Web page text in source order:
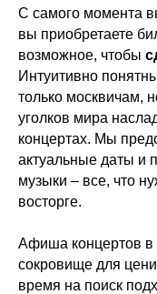
С самого момента
вы приобретаете
возможное, чтобы
Интуитивно
только москвичам,
уголков мира
концертах. Мы
актуальные даты и
музыки – все, что
восторге.
Афиша концертов в
сокровище для
время на поиск